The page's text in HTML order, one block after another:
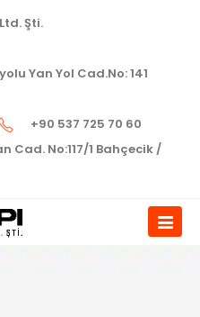
Şti.
Yan Yol Cad.No: 141
+90 537 725 70 60
Cad. No:117/1 Bahçecik /